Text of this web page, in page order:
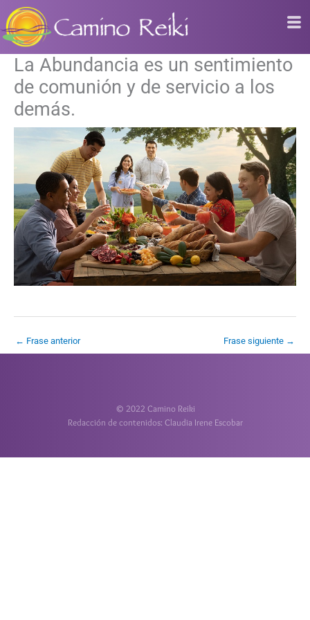
al
contenido
La Abundancia es un sentimiento
de comunión y de servicio a los
demás.
← Frase anterior Frase siguiente →
© 2022 Camino Reiki
Redacción de contenidos: Claudia Irene Escobar